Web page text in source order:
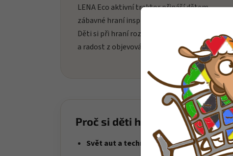
LENA Eco aktivní traktor přináší dětem
zábavné hraní inspirované sérií ECO AKTIVNÍ.
Děti si při hraní rozvíjejí fantazii, soustředění
a radost z objevování nových možností hry.
Proč si děti hračku oblíbí?
Svět aut a techniky – děti si vytvářejí